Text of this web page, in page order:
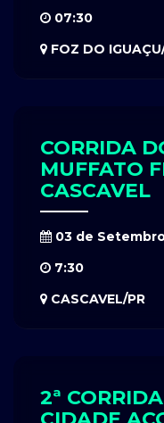
07:30
FOZ DO
CORRIDA
MUFFATO
CASCAVEL
03 de
7:30
CASCAVEL/PR
2ª